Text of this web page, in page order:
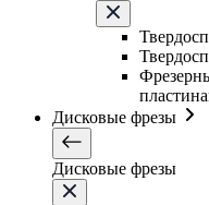
Дисковые фрезы
Дисковые фрезы